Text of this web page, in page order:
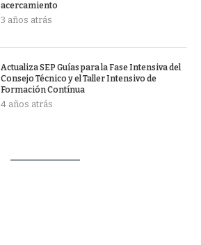
acercamiento
3 años atrás
Actualiza SEP Guías para la Fase Intensiva del
Consejo Técnico y el Taller Intensivo de
Formación Contínua
4 años atrás